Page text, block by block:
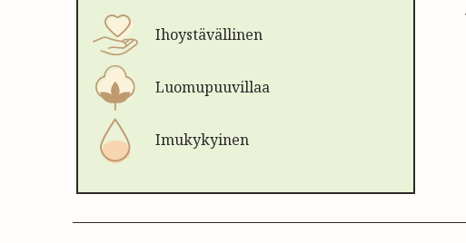
Ihoystävällinen
Luomupuuvillaa
Imukykyinen